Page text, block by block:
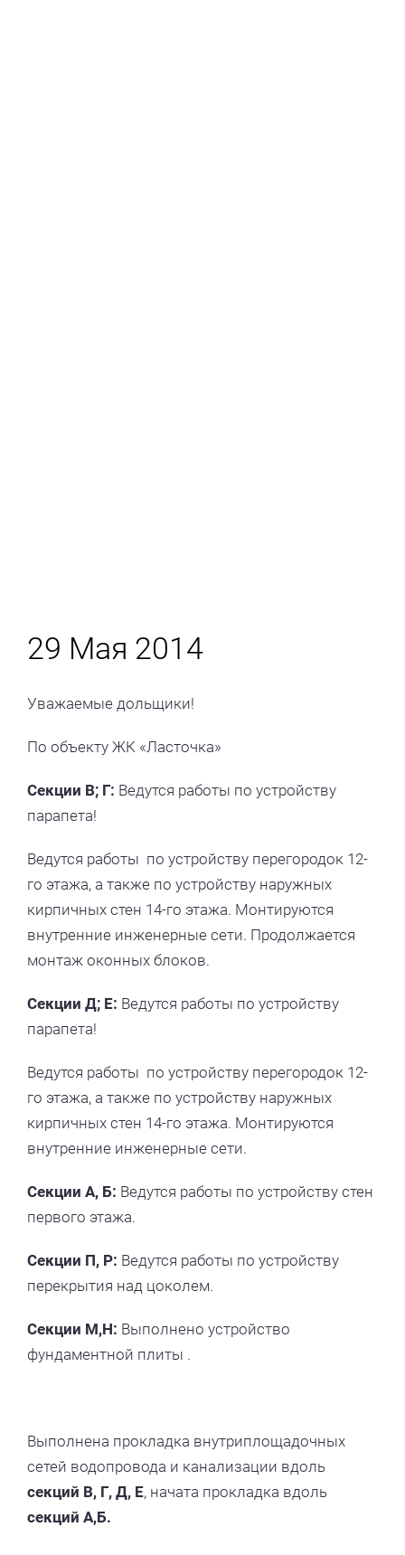
29 Мая 2014
Уважаемые дольщики!
По объекту ЖК «Ласточка»
Секции В; Г: Ведутся работы по устройству
парапета!
Ведутся работы по устройству перегородок 12-
го этажа, а также по устройству наружных
кирпичных стен 14-го этажа. Монтируются
внутренние инженерные сети. Продолжается
монтаж оконных блоков.
Секции Д; Е: Ведутся работы по устройству
парапета!
Ведутся работы по устройству перегородок 12-
го этажа, а также по устройству наружных
кирпичных стен 14-го этажа. Монтируются
внутренние инженерные сети.
Секции А, Б: Ведутся работы по устройству стен
первого этажа.
Секции П, Р: Ведутся работы по устройству
перекрытия над цоколем.
Секции М,Н: Выполнено устройство
фундаментной плиты .
Выполнена прокладка внутриплощадочных
сетей водопровода и канализации вдоль
секций В, Г, Д, Е, начата прокладка вдоль
секций А,Б.